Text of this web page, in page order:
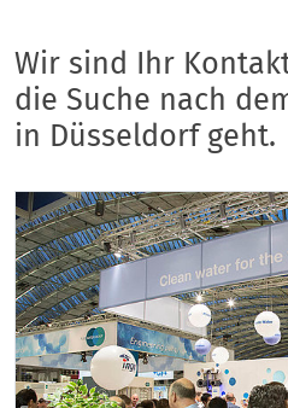
Wir sind Ihr
die Suche nach
in Düsseldorf geht.